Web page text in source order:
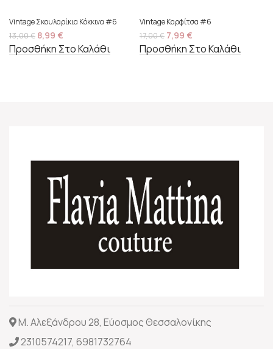
Vintage Σκουλαρίκια Κόκκινα #6
13,00€ 8,99 €
Προσθήκη Στο Καλάθι
Vintage Καρφίτσα #6
17,00€ 7,99 €
Προσθήκη Στο Καλάθι
Μ. Αλεξάνδρου 28, Εύοσμος Θεσσαλονίκης
2310574217, 6981732764